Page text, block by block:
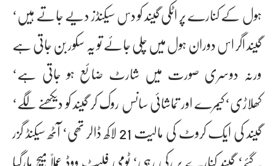
ہول کے کنارے پر اٹکی گیند کو دس سیکنڈز دیے جاتے ہیں‘
گیند اگر اس دوران ہول میں چلی جائے تو یہ سکور بن جاتی ہے
ورنہ دوسری صورت میں شارٹ ضائع ہو جاتی ہے‘
کھلاڑی‘کیمرے اور تماشائی سانس روک کر گیند کو دیکھنے لگے‘
گیند کی ایک کروٹ کی مالیت 21 لاکھ ڈالر تھی‘ آٹھ سیکنڈ گزر